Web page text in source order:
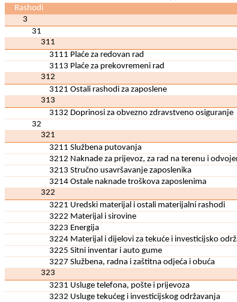
Rashodi
3
31
311
3111 Plaće za redovan rad
3113 Plaće za prekovremeni rad
312
3121 Ostali rashodi za zaposlene
313
3132 Doprinosi za obvezno zdravstveno osiguranje
32
321
3211 Službena putovanja
3212 Naknade za prijevoz, za rad na terenu i
3213 Stručno usavršavanje zaposlenika
3214 Ostale naknade troškova zaposlenima
322
3221 Uredski materijal i ostali materijalni rashodi
3222 Materijal i sirovine
3223 Energija
3224 Materijal i dijelovi za tekuće i investicijsko
3225 Sitni inventar i auto gume
3227 Službena, radna i zaštitna odjeća i obuća
323
3231 Usluge telefona, pošte i prijevoza
3232 Usluge tekućeg i investicijskog održavanja